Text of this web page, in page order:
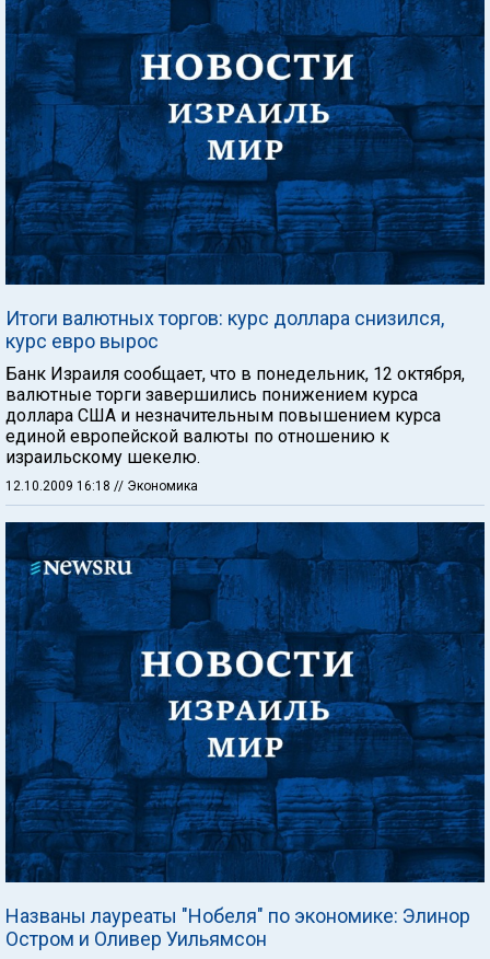
Итоги валютных торгов: курс доллара снизился,
курс евро вырос
Банк Израиля сообщает, что в понедельник, 12 октября,
валютные торги завершились понижением курса
доллара США и незначительным повышением курса
единой европейской валюты по отношению к
израильскому шекелю.
12.10.2009 16:18 // Экономика
Названы лауреаты "Нобеля" по экономике: Элинор
Остром и Оливер Уильямсон